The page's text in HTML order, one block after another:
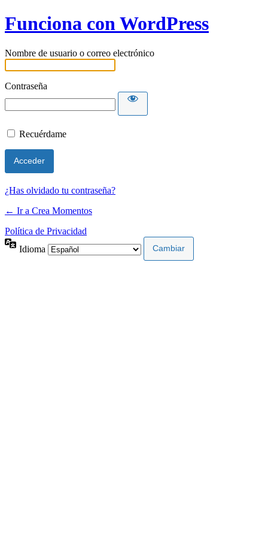
Funciona con WordPress
Nombre de usuario o correo electrónico
Contraseña
Recuérdame
¿Has olvidado tu contraseña?
← Ir a Crea Momentos
Política de Privacidad
Idioma